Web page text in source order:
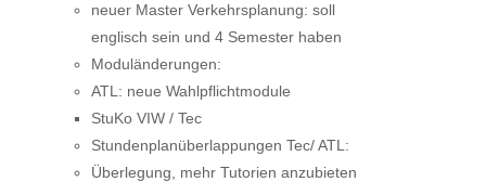
neuer Master Verkehrsplanung: soll
englisch sein und 4 Semester haben
Moduländerungen:
ATL: neue Wahlpflichtmodule
StuKo VIW / Tec
Stundenplanüberlappungen Tec/ ATL:
Überlegung, mehr Tutorien anzubieten